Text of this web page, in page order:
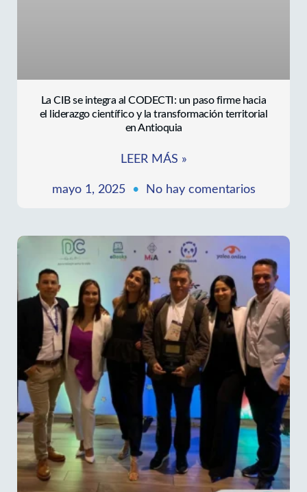
La CIB se integra al CODECTI: un paso firme hacia
el liderazgo científico y la transformación territorial
en Antioquia
LEER MÁS »
mayo 1, 2025 No hay comentarios